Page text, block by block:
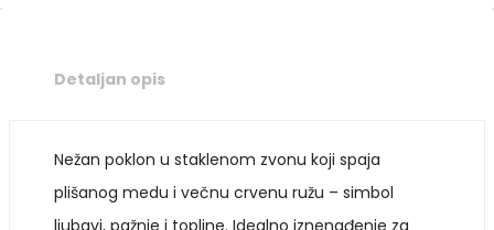
Detaljan opis
Nežan poklon u staklenom zvonu koji spaja
plišanog medu i večnu crvenu ružu – simbol
ljubavi, pažnje i topline. Idealno iznenađenje za